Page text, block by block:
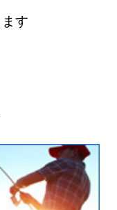
す